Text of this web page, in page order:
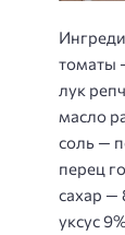
томаты
лук
масло
соль —
перец
сахар —
уксус